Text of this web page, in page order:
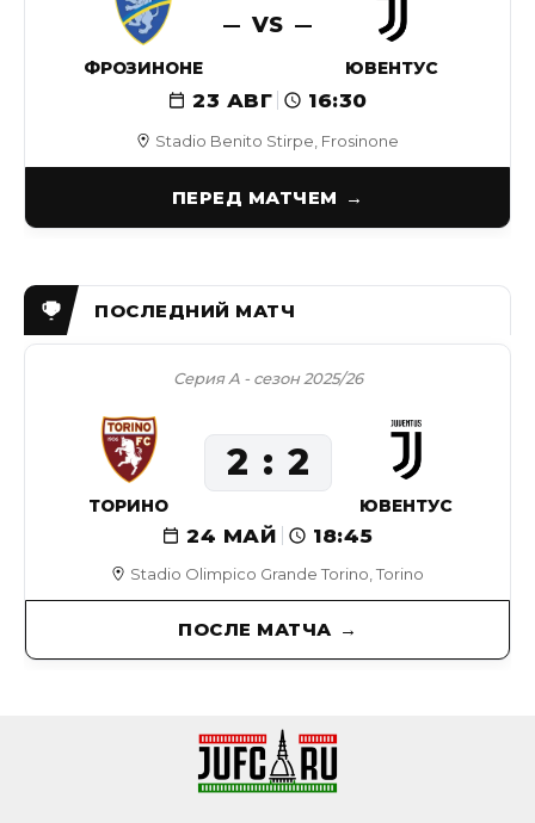
Stadio Benito Stirpe, Frosinone
ФРОЗИНОНЕ
VS
ЮВЕНТУС
23 АВГ 16:30
ПЕРЕД МАТЧЕМ
Stadio Olimpico Grande Torino, Torino
Серия А - сезон 2025/26
24 МАЙ 18:45
ТОРИНО
2 2
ЮВЕНТУС
ПОСЛЕ МАТЧА